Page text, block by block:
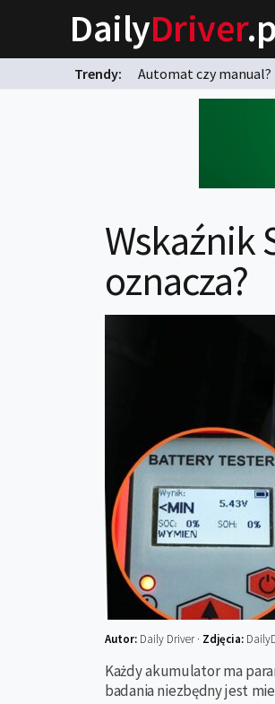
DailyDriver
Trendy: Automat czy manual?
Wskaźnik
oznacza?
Autor: Daily Driver · Zdjęcia:
Każdy akumulator ma
badania niezbędny jest